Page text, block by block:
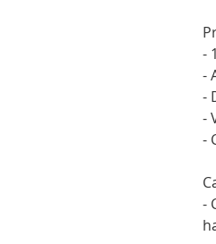
-
-
-
-
-
-